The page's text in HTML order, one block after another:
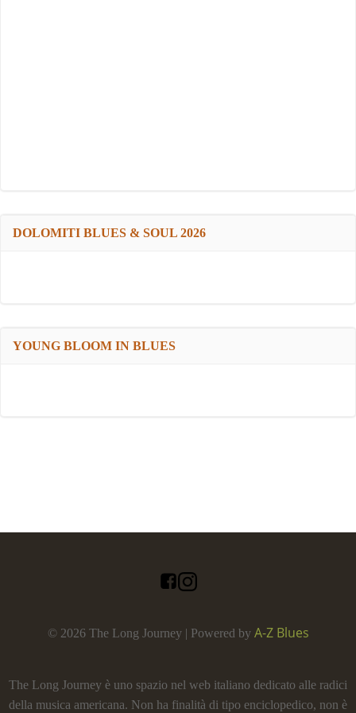
DOLOMITI BLUES & SOUL 2026
YOUNG BLOOM IN BLUES
© 2026 The Long Journey | Powered by A-Z Blues
The Long Journey è uno spazio nel web italiano dedicato alle radici
della musica americana. Non ha finalità di tipo enciclopedico, non è